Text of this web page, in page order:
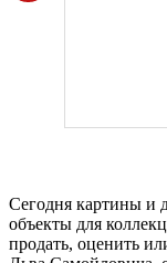
Сегодня картины и
объекты для
продать, оценить